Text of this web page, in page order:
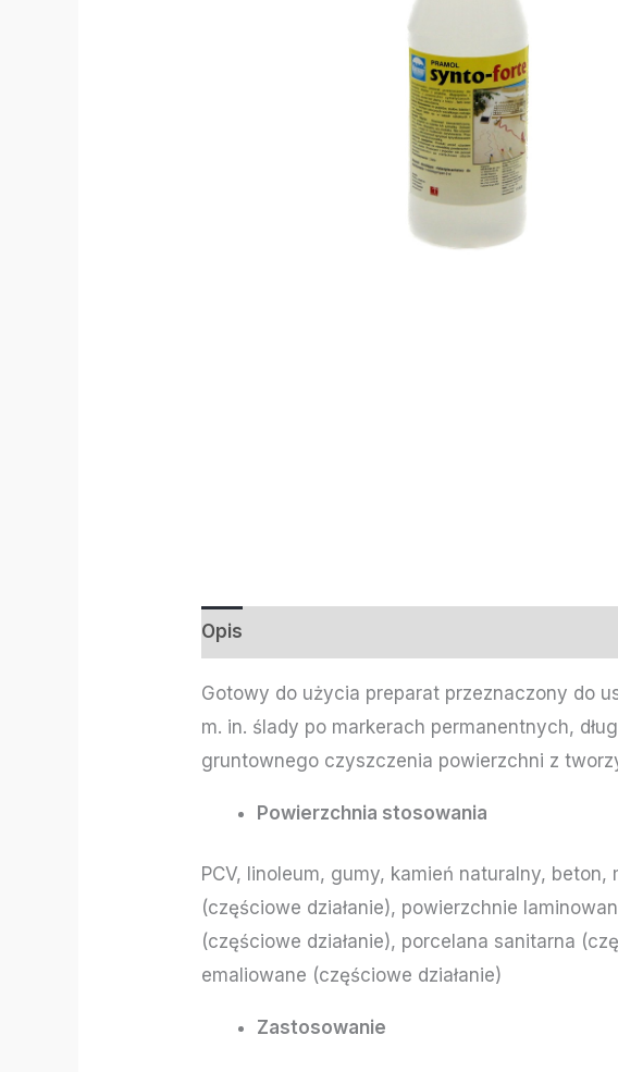
Opis
Gotowy do użycia preparat przeznaczony do
m. in. ślady po markerach permanentnych,
gruntownego czyszczenia powierzchni z
Powierzchnia stosowania
PCV, linoleum, gumy, kamień naturalny,
(częściowe działanie), powierzchnie
(częściowe działanie), porcelana sanitarna
emaliowane (częściowe działanie)
Zastosowanie